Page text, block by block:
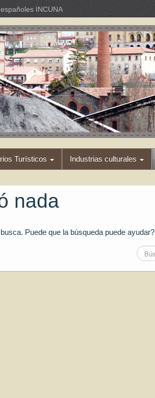
INCUNA
Turísticos Industrias culturales
nada
Puede que la búsqueda puede ayudar?